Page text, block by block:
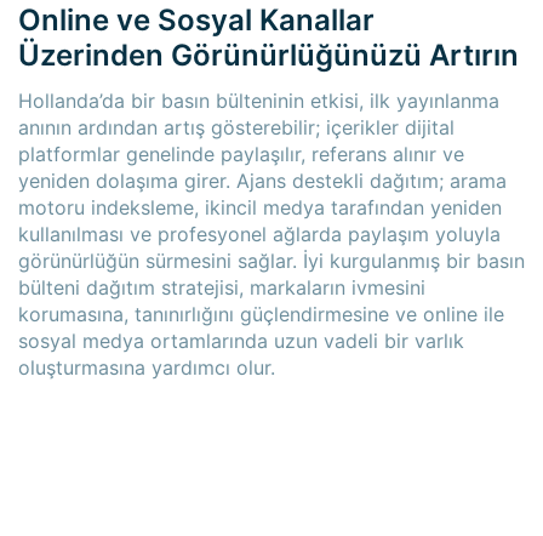
Online ve Sosyal Kanallar
Üzerinden Görünürlüğünüzü Artırın
Hollanda’da bir basın bülteninin etkisi, ilk yayınlanma
anının ardından artış gösterebilir; içerikler dijital
platformlar genelinde paylaşılır, referans alınır ve
yeniden dolaşıma girer. Ajans destekli dağıtım; arama
motoru indeksleme, ikincil medya tarafından yeniden
kullanılması ve profesyonel ağlarda paylaşım yoluyla
görünürlüğün sürmesini sağlar. İyi kurgulanmış bir basın
bülteni dağıtım stratejisi, markaların ivmesini
korumasına, tanınırlığını güçlendirmesine ve online ile
sosyal medya ortamlarında uzun vadeli bir varlık
oluşturmasına yardımcı olur.